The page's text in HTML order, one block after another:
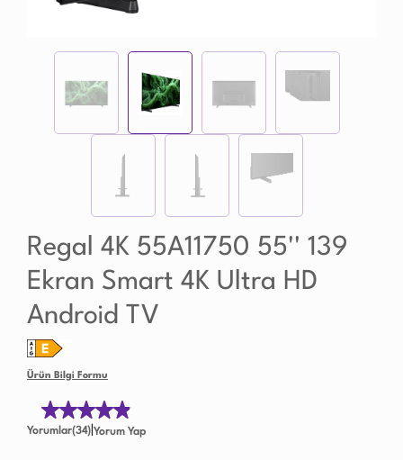
Regal 4K 55A11750 55'' 139
Ekran Smart 4K Ultra HD
Android TV
Ürün Bilgi Formu
Yorumlar(34) Yorum Yap